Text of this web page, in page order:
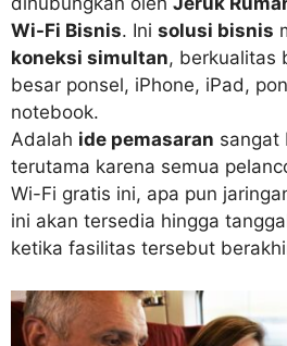
Wi-Fi Bisnis. Ini solusi bisnis
koneksi simultan, berkualitas
besar ponsel, iPhone, iPad,
notebook.
Adalah ide pemasaran sangat
terutama karena semua
Wi-Fi gratis ini, apa pun
ini akan tersedia hingga
ketika fasilitas tersebut